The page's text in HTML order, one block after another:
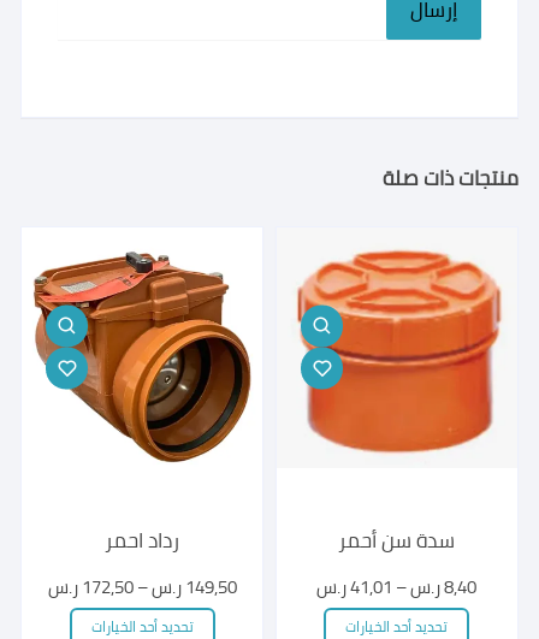
منتجات ذات صلة
سدة سن أحمر
8,40ر.س–
41,01ر.سنطاق
السعر:
تحديد أحد الخيارات هناك
رداد احمر
149,50ر.س–
172,50ر.سنطاق
السعر:
تحديد أحد الخيارات هناك